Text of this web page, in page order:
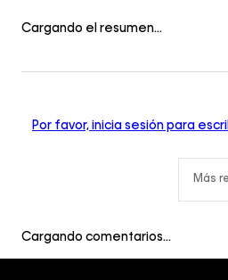
Cargando el resumen…
Por favor, inicia sesión para
Más
Cargando comentarios…